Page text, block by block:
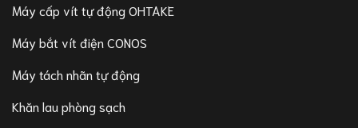
Máy cấp vít tự động OHTAKE
Máy bắt vít điện CONOS
Máy tách nhãn tự động
Khăn lau phòng sạch